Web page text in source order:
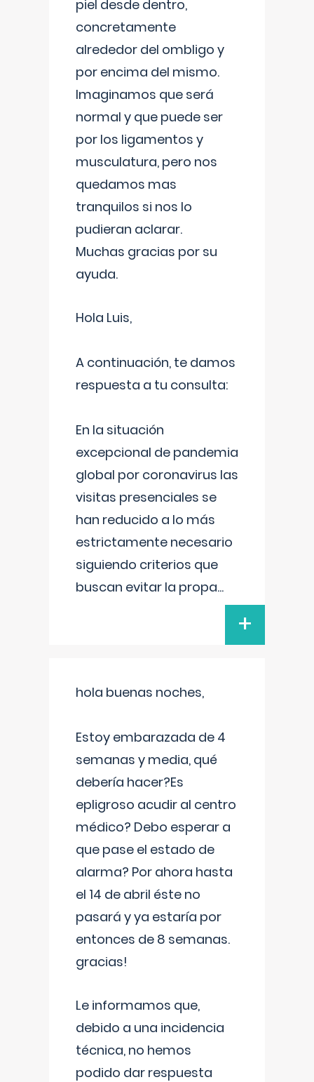
piel desde dentro,
concretamente
alrededor del ombligo y
por encima del mismo.
Imaginamos que será
normal y que puede ser
por los ligamentos y
musculatura, pero nos
quedamos mas
tranquilos si nos lo
pudieran aclarar.
Muchas gracias por su
ayuda.
Hola Luis,
A continuación, te damos
respuesta a tu consulta:
En la situación
excepcional de pandemia
global por coronavirus las
visitas presenciales se
han reducido a lo más
estrictamente necesario
siguiendo criterios que
buscan evitar la propa...
+
hola buenas noches,
Estoy embarazada de 4
semanas y media, qué
debería hacer?Es
epligroso acudir al centro
médico? Debo esperar a
que pase el estado de
alarma? Por ahora hasta
el 14 de abril éste no
pasará y ya estaría por
entonces de 8 semanas.
gracias!
Le informamos que,
debido a una incidencia
técnica, no hemos
podido dar respuesta